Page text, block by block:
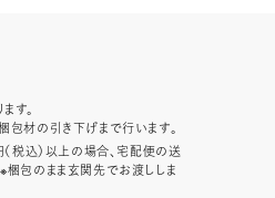
す。
包材の引き下げまで行います。
税込）以上の場合、宅配便の送
梱包のまま玄関先でお渡ししま